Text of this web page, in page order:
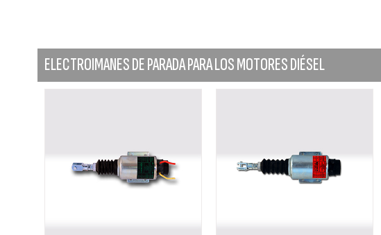
ELECTROIMANES DE PARADA PARA LOS MOTORES DIÉSEL